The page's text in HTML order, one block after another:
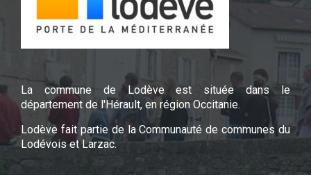
La commune de Lodève est située dans le
département de l'Hérault, en région Occitanie.
Lodève fait partie de la Communauté de communes du
Lodévois et Larzac.